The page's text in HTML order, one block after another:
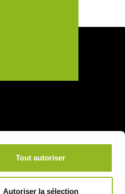
Tout autoriser
Autoriser la sélection